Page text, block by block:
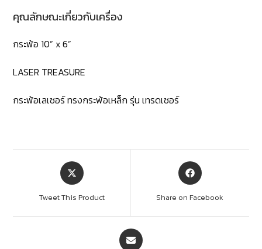
คุณลักษณะเกี่ยวกับเครื่อง
กระพ้อ 10” x 6”
LASER TREASURE
กระพ้อเลเซอร์ ทรงกระพ้อเหล็ก รุ่น เทรดเซอร์
Tweet This Product Share on Facebook